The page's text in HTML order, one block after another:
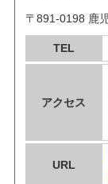
〒891-0198 鹿
TEL
アクセス
URL